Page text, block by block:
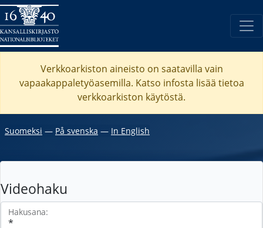
Verkkoarkiston aineisto on saatavilla vain
vapaakappaletyöasemilla. Katso infosta lisää tietoa
verkkoarkiston käytöstä.
Suomeksi ― På svenska ― In English
Videohaku
Hakusana: